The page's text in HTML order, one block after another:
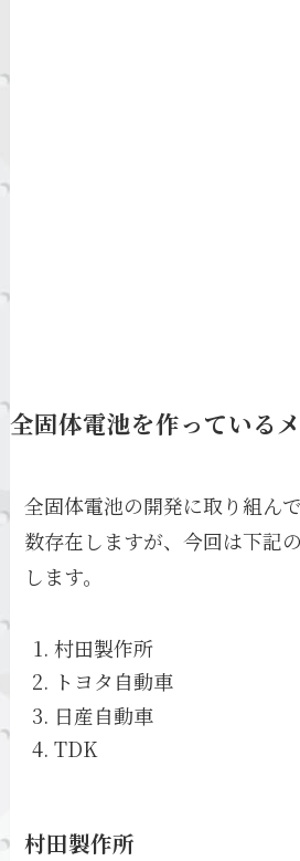
全固体電池を作っている
全固体電池の開発に取り組ん
数存在しますが、今回は下記
します。
村田製作所
トヨタ自動車
日産自動車
TDK
村田製作所